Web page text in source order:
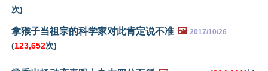
次)
拿猴子当祖宗的科学家对此肯定说不准 🖼️ 2017/10/26
(123,652次)